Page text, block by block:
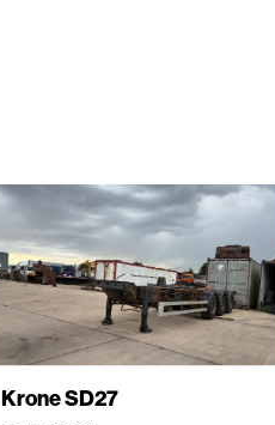
Krone SD27